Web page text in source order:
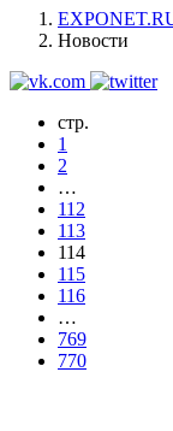
Новости
стр.
1
2
…
112
113
114
115
116
…
769
770